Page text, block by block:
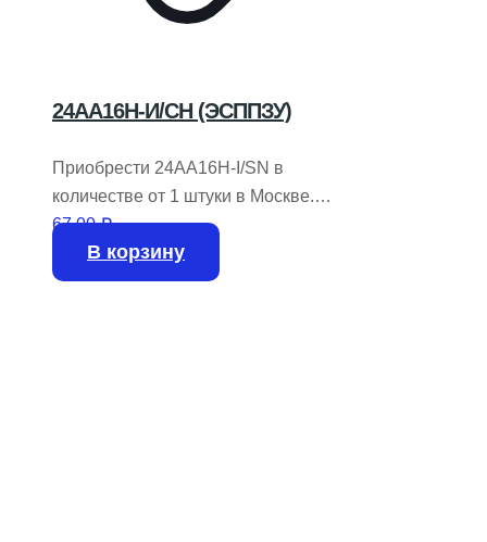
24АА16Н-И/СН (ЭСППЗУ)
Приобрести 24AA16H-I/SN в
количестве от 1 штуки в Москве.
Производитель: MICROCHIP
TECHNOLOGY / ATMEL.
На складе имеется 3251 шт.
67,00₽
В корзину